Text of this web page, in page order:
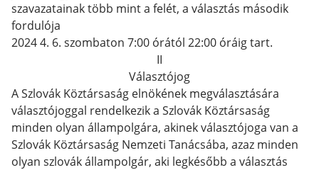
szavazatainak több mint a felét, a választás második
fordulója
2024 4. 6. szombaton 7:00 órától 22:00 óráig tart.
II
Választójog
A Szlovák Köztársaság elnökének megválasztására
választójoggal rendelkezik a Szlovák Köztársaság
minden olyan állampolgára, akinek választójoga van a
Szlovák Köztársaság Nemzeti Tanácsába, azaz minden
olyan szlovák állampolgár, aki legkésőbb a választás